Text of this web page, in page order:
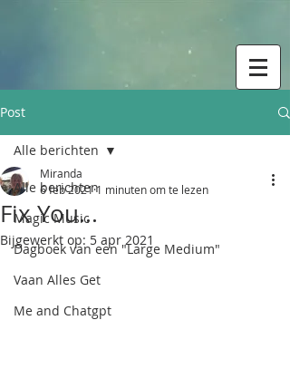
Post
Alle berichten
Magic Music
Dagboek van een "Large Medium"
Vaan Alles Get
Me and Chatgpt
Alle berichten
Fix You...
Miranda
6 feb 20211 minuten om te lezen
Bijgewerkt op: 5 apr 2021